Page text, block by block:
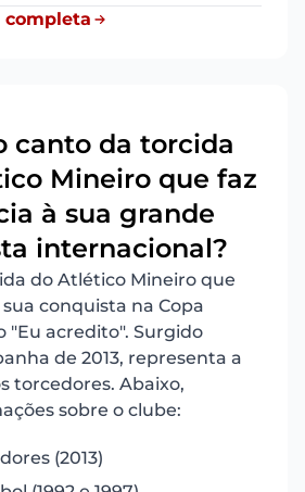
completa
canto da torcida
Mineiro que faz
à sua grande
internacional?
do Atlético Mineiro que
conquista na Copa
"Eu acredito". Surgido
de 2013, representa a
torcedores. Abaixo,
sobre o clube:
(2013)